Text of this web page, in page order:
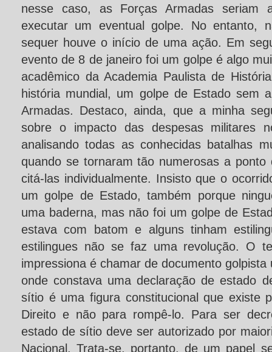
nesse caso, as Forças Armadas seriam
executar um eventual golpe. No entanto,
sequer houve o início de uma ação. Em
evento de 8 de janeiro foi um golpe é algo
acadêmico da Academia Paulista de
história mundial, um golpe de Estado sem
Armadas. Destaco, ainda, que a minha
sobre o impacto das despesas militares
analisando todas as conhecidas batalhas
quando se tornaram tão numerosas a
citá-las individualmente. Insisto que o
um golpe de Estado, também porque
uma baderna, mas não foi um golpe de
estava com batom e alguns tinham
estilingues não se faz uma revolução. O
impressiona é chamar de documento
onde constava uma declaração de estado
sítio é uma figura constitucional que existe
Direito e não para rompê-lo. Para ser
estado de sítio deve ser autorizado por
Nacional. Trata-se, portanto, de um papel